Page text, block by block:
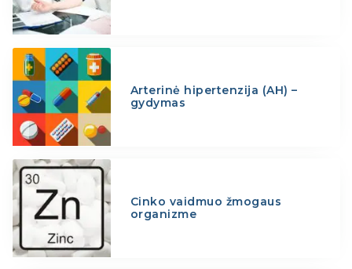
Arterinė hipertenzija (AH) –
gydymas
Cinko vaidmuo žmogaus
organizme